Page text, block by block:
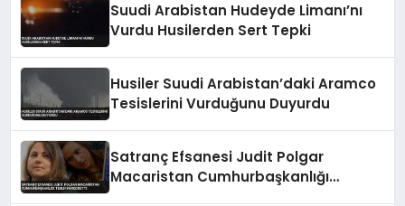
Suudi Arabistan Hudeyde Limanı’nı
Vurdu Husilerden Sert Tepki
Husiler Suudi Arabistan’daki Aramco
Tesislerini Vurduğunu Duyurdu
Satranç Efsanesi Judit Polgar
Macaristan Cumhurbaşkanlığı